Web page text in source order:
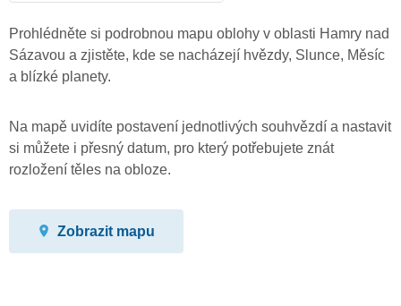
Prohlédněte si podrobnou mapu oblohy v oblasti Hamry nad
Sázavou a zjistěte, kde se nacházejí hvězdy, Slunce, Měsíc
a blízké planety.
Na mapě uvidíte postavení jednotlivých souhvězdí a nastavit
si můžete i přesný datum, pro který potřebujete znát
rozložení těles na obloze.
Zobrazit mapu